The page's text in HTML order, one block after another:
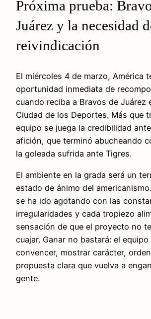
Próxima prueba:
Juárez y la necesidad
reivindicación
El miércoles 4 de marzo, América
oportunidad inmediata de
cuando reciba a Bravos de Juárez
Ciudad de los Deportes. Más que
equipo se juega la credibilidad
afición, que terminó abucheando
la goleada sufrida ante Tigres.
El ambiente en la grada será un
estado de ánimo del
se ha ido agotando con las
irregularidades y cada tropiezo
sensación de que el proyecto no
cuajar. Ganar no bastará: el
convencer, mostrar carácter,
propuesta clara que vuelva a
gente.